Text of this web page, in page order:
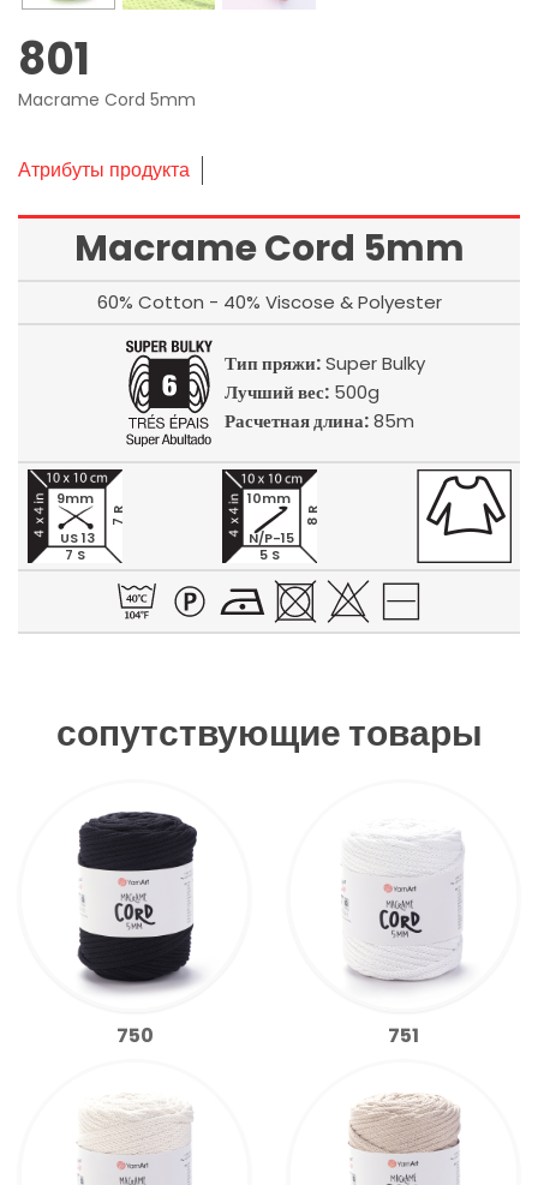
801
Macrame Cord 5mm
Атрибуты продукта
Macrame Cord 5mm
60% Cotton - 40% Viscose & Polyester
Тип пряжи:Super Bulky
Лучший вес:500g
Расчетная длина:85m
7 S
7 R
9mm
US 13
5 S
8 R
10mm
N/P-15
сопутствующие товары
750 751